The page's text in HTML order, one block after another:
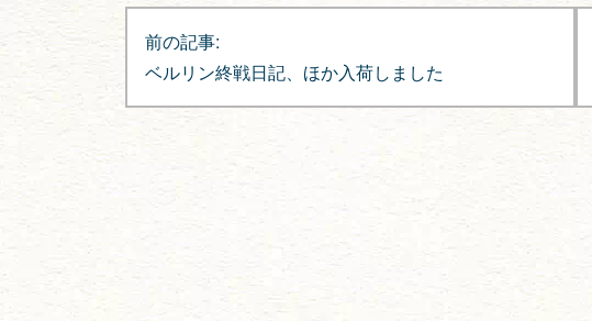
投
稿
ナ
前の記事:
ベルリン終戦日記、ほか入荷しました